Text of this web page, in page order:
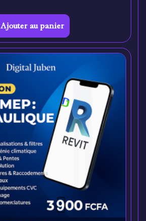
Ajouter au panier